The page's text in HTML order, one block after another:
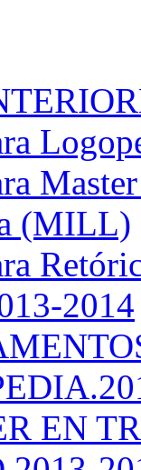
(MILL)
2014
EN